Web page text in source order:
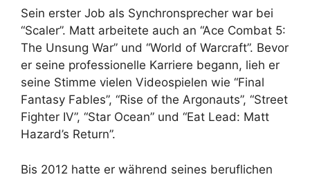
Sein erster Job als Synchronsprecher war bei
“Scaler”. Matt arbeitete auch an “Ace Combat 5:
The Unsung War” und “World of Warcraft”. Bevor
er seine professionelle Karriere begann, lieh er
seine Stimme vielen Videospielen wie “Final
Fantasy Fables”, “Rise of the Argonauts”, “Street
Fighter IV”, “Star Ocean” und “Eat Lead: Matt
Hazard’s Return”.
Bis 2012 hatte er während seines beruflichen